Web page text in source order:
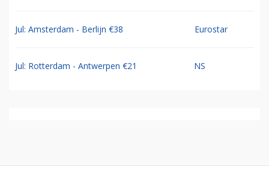
Jul: Amsterdam - Berlijn €38 Eurostar
Jul: Rotterdam - Antwerpen €21 NS